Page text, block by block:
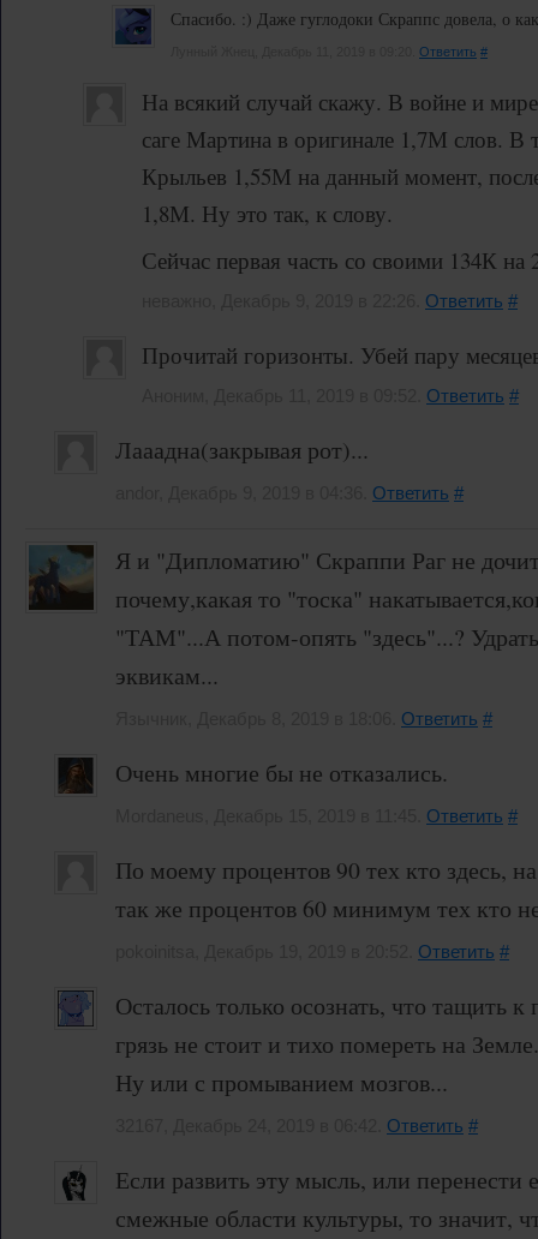
Спасибо. :) Даже гуглодоки Скраппс довела, о
Ответить #
На всякий случай скажу. В войне и
саге Мартина в оригинале 1,7М слов. В
Крыльев 1,55М на данный момент,
1,8М. Ну это так, к слову.
Сейчас первая часть со своими 134К на
Ответить #
Прочитай горизонты. Убей пару
Ответить #
Лааадна(закрывая рот)...
Ответить #
Я и "Дипломатию" Скраппи Раг не
почему,какая то "тоска"
"ТАМ"...А потом-опять "здесь"...?
эквикам...
Ответить #
Очень многие бы не отказались.
Ответить #
По моему процентов 90 тех кто здесь,
так же процентов 60 минимум тех кто
Ответить #
Осталось только осознать, что тащить
грязь не стоит и тихо помереть на Земле.
Ну или с промыванием мозгов...
Ответить #
Если развить эту мысль, или перенести
смежные области культуры, то значит,